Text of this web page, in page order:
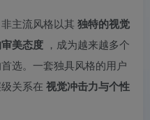
主流风格以其 独特的视觉
美态度 ，成为越来越多个
选。一套独具风格的用户
关系在 视觉冲击力与个性